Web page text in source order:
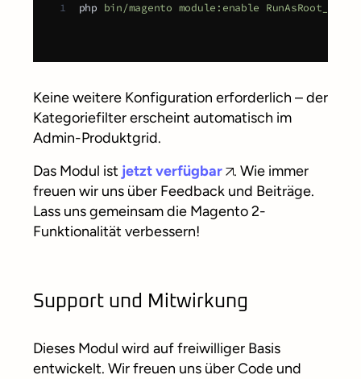
1 php bin/magento module:enable
Keine weitere Konfiguration erforderlich – der
Kategoriefilter erscheint automatisch im
Admin-Produktgrid.
Das Modul ist jetzt verfügbar
. Wie immer
freuen wir uns über Feedback und Beiträge.
Lass uns gemeinsam die Magento 2-
Funktionalität verbessern!
Support und Mitwirkung
Dieses Modul wird auf freiwilliger Basis
entwickelt. Wir freuen uns über Code und